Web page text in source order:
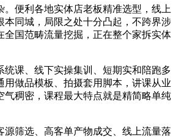
便利各地实体店老板精准选型，线上
同城，局限之处十分凸起，不跨界涉
国范畴流量挖掘，正在整个家拆实体
课、线下实操集训、短期实和陪跑多
做品模板、拍摄套用脚本，讲课从业
稠密，课程最大特点就是精简略单纯
筛选、高客单产物成交、线上流量落